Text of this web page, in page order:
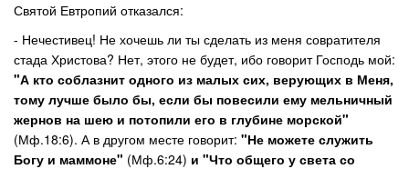
Святой Евтропий отказался:
- Нечестивец! Не хочешь ли ты сделать из меня совратителя
стада Христова? Нет, этого не будет, ибо говорит Господь мой:
"А кто соблазнит одного из малых сих, верующих в Меня,
тому лучше было бы, если бы повесили ему мельничный
жернов на шею и потопили его в глубине морской"
(Мф.18:6). А в другом месте говорит: "Не можете служить
Богу и маммоне" (Мф.6:24) и "Что общего у света со